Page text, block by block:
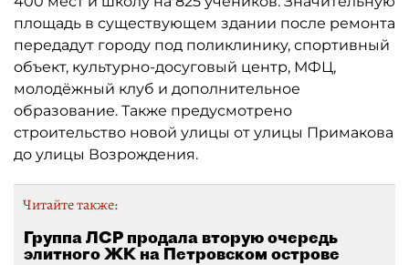
площадь в существующем здании после ремонта
передадут городу под поликлинику, спортивный
объект, культурно-досуговый центр, МФЦ,
молодёжный клуб и дополнительное
образование. Также предусмотрено
строительство новой улицы от улицы Примакова
до улицы Возрождения.
Читайте также:
Группа ЛСР продала вторую очередь
элитного ЖК на Петровском острове